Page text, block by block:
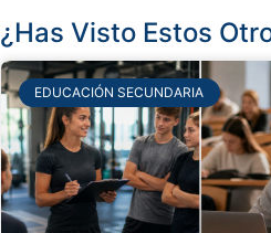
¿Has Visto Estos
EDUCACIÓN SECUNDARIA